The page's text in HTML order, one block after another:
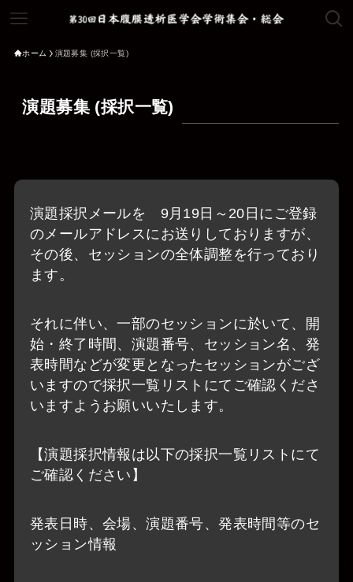
ホーム 演題募集 (採択一覧)
演題募集 (採択一覧)
演題採択メールを 9月19日～20日にご登録
のメールアドレスにお送りしておりますが、
その後、セッションの全体調整を行っており
ます。
それに伴い、一部のセッションに於いて、開
始・終了時間、演題番号、セッション名、発
表時間などが変更となったセッションがござ
いますので採択一覧リストにてご確認くださ
いますようお願いいたします。
【演題採択情報は以下の採択一覧リストにて
ご確認ください】
発表日時、会場、演題番号、発表時間等のセ
ッション情報